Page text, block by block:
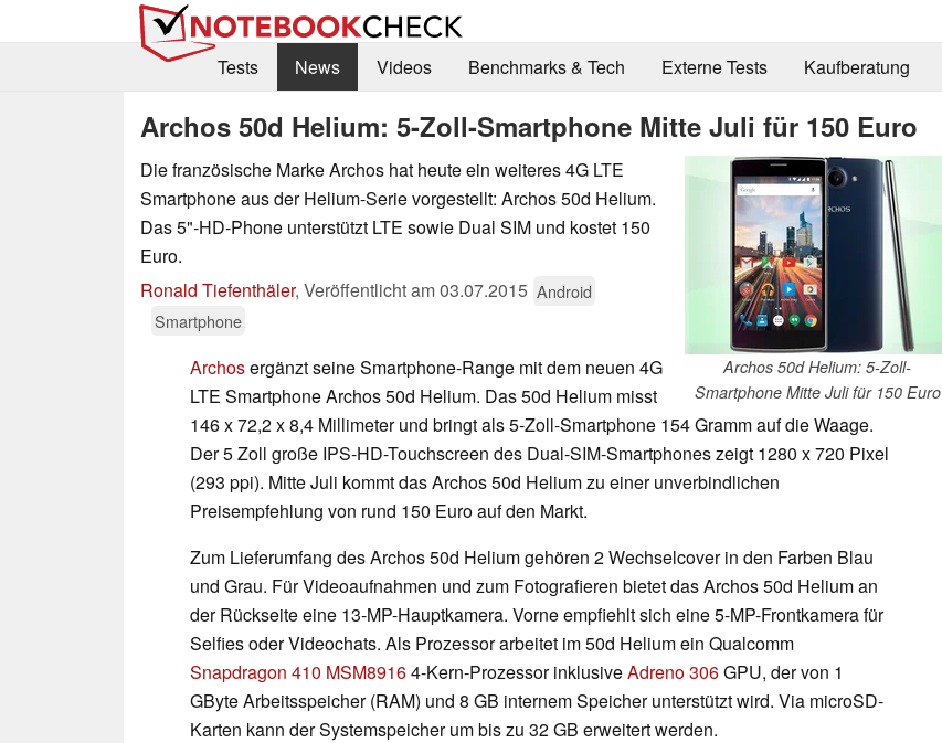
Tests
News Videos Benchmarks & Tech Externe Tests Kaufberatung
Archos 50d Helium: 5-Zoll-Smartphone Mitte Juli für 150 Euro
Archos 50d Helium: 5-Zoll-
Smartphone Mitte Juli für 150 Euro
Die französische Marke Archos hat heute ein weiteres 4G LTE
Smartphone aus der Helium-Serie vorgestellt: Archos 50d Helium.
Das 5"-HD-Phone unterstützt LTE sowie Dual SIM und kostet 150
Euro.
Ronald Tiefenthäler, Veröffentlicht am03.07.2015 Android
Smartphone
Archosergänzt seine Smartphone-Range mit dem neuen 4G
LTE Smartphone Archos 50d Helium. Das 50d Helium misst
146 x 72,2 x 8,4 Millimeter und bringt als 5-Zoll-Smartphone 154 Gramm auf die Waage.
Der 5 Zoll große IPS-HD-Touchscreen des Dual-SIM-Smartphones zeigt 1280 x 720 Pixel
(293 ppi). Mitte Juli kommt das Archos 50d Helium zu einer unverbindlichen
Preisempfehlung von rund 150 Euro auf den Markt.
Zum Lieferumfang des Archos 50d Helium gehören 2 Wechselcover in den Farben Blau
und Grau. Für Videoaufnahmen und zum Fotografieren bietet das Archos 50d Helium an
der Rückseite eine 13-MP-Hauptkamera. Vorne empfiehlt sich eine 5-MP-Frontkamera für
Selfies oder Videochats. Als Prozessor arbeitet im 50d Helium ein Qualcomm
Snapdragon 410 MSM89164-Kern-Prozessor inklusiveAdreno 306GPU, der von 1
GByte Arbeitsspeicher (RAM) und 8 GB internem Speicher unterstützt wird. Via microSD-
Karten kann der Systemspeicher um bis zu 32 GB erweitert werden.